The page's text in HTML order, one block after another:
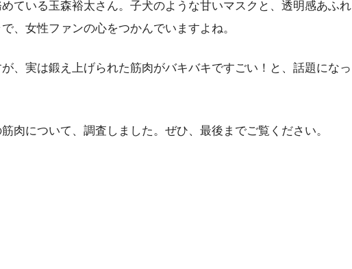
ている玉森裕太さん。子犬のような甘いマスクと、透明感あふれ
、女性ファンの心をつかんでいますよね。
、実は鍛え上げられた筋肉がバキバキですごい！と、話題になっ
肉について、調査しました。ぜひ、最後までご覧ください。